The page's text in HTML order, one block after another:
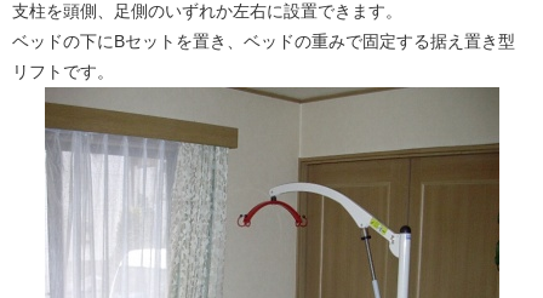
支柱を頭側、足側のいずれか左右に設置できます。
ベッドの下にBセットを置き、ベッドの重みで固定する据え置き型
リフトです。